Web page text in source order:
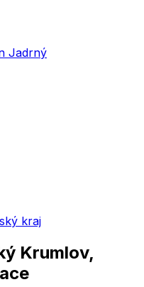
Jadrný
kraj
Krumlov,